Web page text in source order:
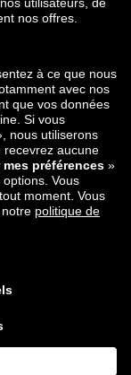
lounge.hr
lounge.ee
lounge.no